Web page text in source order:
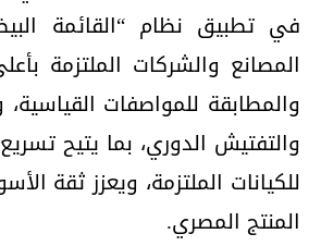
في تطبيق نظام “القائمة
المصانع والشركات الملتزمة
والمطابقة للمواصفات القياسية،
والتفتيش الدوري، بما يتيح
للكيانات الملتزمة، ويعزز ثقة
المنتج المصري.